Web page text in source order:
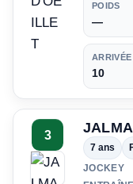
POIDS
—
ARRIVÉE
10
3
7 ans
JOCKEY